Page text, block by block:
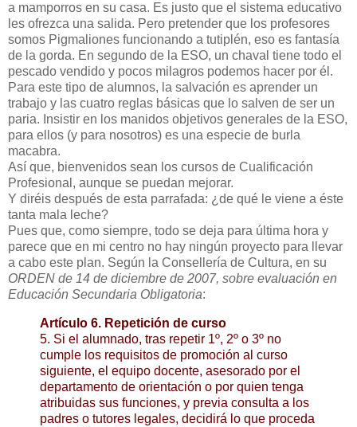
a mamporros en su casa. Es justo que el sistema educativo
les ofrezca una salida. Pero pretender que los profesores
somos Pigmaliones funcionando a tutiplén, eso es fantasía
de la gorda. En segundo de la ESO, un chaval tiene todo el
pescado vendido y pocos milagros podemos hacer por él.
Para este tipo de alumnos, la salvación es aprender un
trabajo y las cuatro reglas básicas que lo salven de ser un
paria. Insistir en los manidos objetivos generales de la ESO,
para ellos (y para nosotros) es una especie de burla
macabra.
Así que, bienvenidos sean los cursos de Cualificación
Profesional, aunque se puedan mejorar.
Y diréis después de esta parrafada: ¿de qué le viene a éste
tanta mala leche?
Pues que, como siempre, todo se deja para última hora y
parece que en mi centro no hay ningún proyecto para llevar
a cabo este plan. Según la Consellería de Cultura, en su
ORDEN de 14 de diciembre de 2007, sobre evaluación en
Educación Secundaria Obligatoria:
Artículo 6. Repetición de curso
5. Si el alumnado, tras repetir 1º, 2º o 3º no
cumple los requisitos de promoción al curso
siguiente, el equipo docente, asesorado por el
departamento de orientación o por quien tenga
atribuidas sus funciones, y previa consulta a los
padres o tutores legales, decidirá lo que proceda